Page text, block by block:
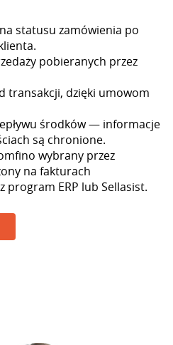
statusu zamówienia po
pobieranych przez
transakcji, dzięki umowom
środków — informacje
są chronione.
wybrany przez
na fakturach
program ERP lub Sellasist.